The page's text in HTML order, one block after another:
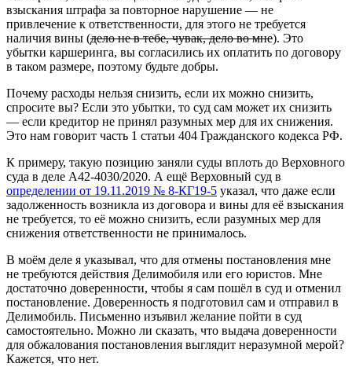
взыскания штрафа за повторное нарушение — не
привлечение к ответственности, для этого не требуется
наличия вины (дело не в тебе, чувак, дело во мне). Это
убытки каршеринга, вы согласились их оплатить по договору
в таком размере, поэтому будьте добры.
Почему расходы нельзя снизить, если их можно снизить,
спросите вы? Если это убытки, то суд сам может их снизить
— если кредитор не принял разумных мер для их снижения.
Это нам говорит часть 1 статьи 404 Гражданского кодекса РФ.
К примеру, такую позицию заняли суды вплоть до Верховного
суда в деле А42-4030/2020. А ещё Верховный суд в
определении от 19.11.2019 № 8-КГ19-5 указал, что даже если
задолженность возникла из договора и вины для её взыскания
не требуется, то её можно снизить, если разумных мер для
снижения ответственности не принималось.
В моём деле я указывал, что для отмены постановления мне
не требуются действия Делимобиля или его юристов. Мне
достаточно доверенности, чтобы я сам пошёл в суд и отменил
постановление. Доверенность я подготовил сам и отправил в
Делимобиль. Письменно изъявил желание пойти в суд
самостоятельно. Можно ли сказать, что выдача доверенности
для обжалования постановления выглядит неразумной мерой?
Кажется, что нет.